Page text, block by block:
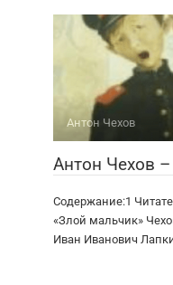
Антон Чехов
Антон Чехов
Содержание:1
«Злой мальчик»
Иван Иванович